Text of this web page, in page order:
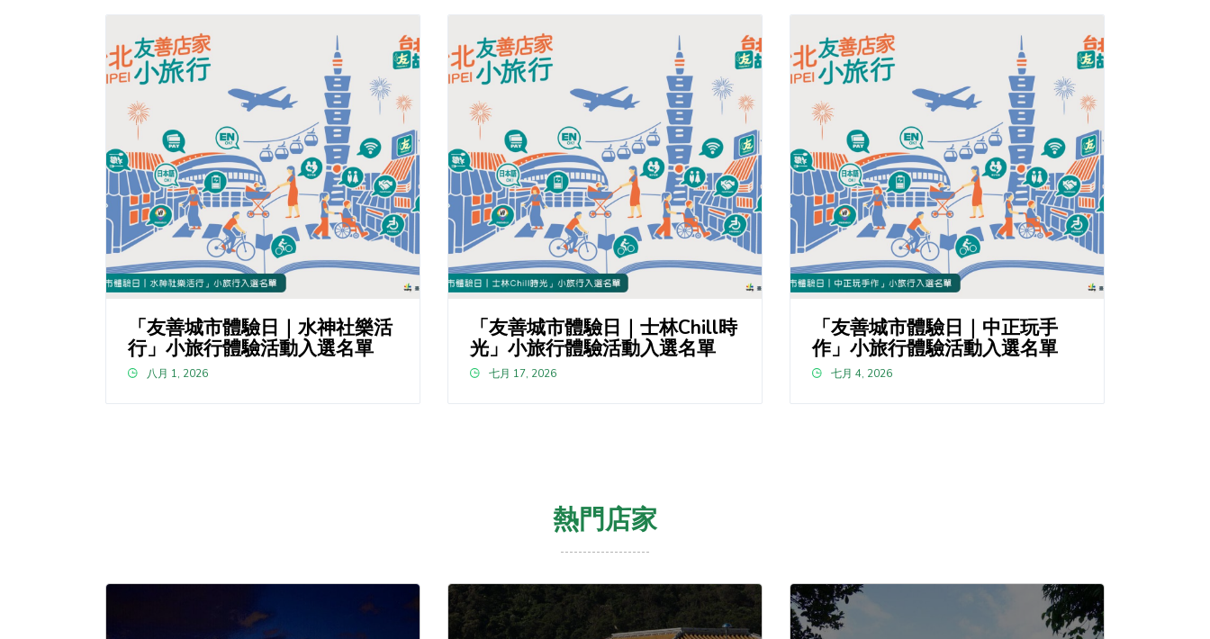
「友善城市體驗日｜水神社樂活
行」小旅行體驗活動入選名單
八月 1, 2026
「友善城市體驗日｜士林Chill時
光」小旅行體驗活動入選名單
七月 17, 2026
「友善城市體驗日｜中正玩手
作」小旅行體驗活動入選名單
七月 4, 2026
熱門店家